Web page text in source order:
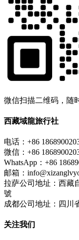
微信扫描二维码，随
西藏域龍旅行社
电话：+86
微信：+86
WhatsApp：+86
邮箱：
拉萨公司地址：西藏
號
成都公司地址：四川
关注我们